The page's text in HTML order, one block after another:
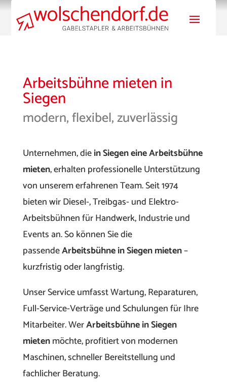
Arbeitsbühne mieten in
Siegen
modern, flexibel, zuverlässig
Unternehmen, diein Siegen eine Arbeitsbühne
mieten, erhalten professionelle Unterstützung
von unserem erfahrenen Team. Seit 1974
bieten wir Diesel-, Treibgas- und Elektro-
Arbeitsbühnen für Handwerk, Industrie und
Events an. So können Sie die
passendeArbeitsbühne in Siegen mieten–
kurzfristig oder langfristig.
Unser Service umfasst Wartung, Reparaturen,
Full-Service-Verträge und Schulungen für Ihre
Mitarbeiter. WerArbeitsbühne in Siegen
mietenmöchte, profitiert von modernen
Maschinen, schneller Bereitstellung und
fachlicher Beratung.